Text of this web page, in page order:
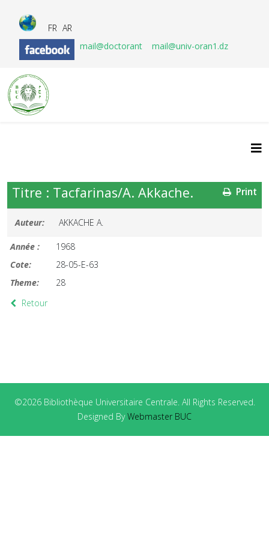
FR AR
mail@doctorant
mail@univ-oran1.dz
Print
Titre : Tacfarinas/A. Akkache.
Auteur: AKKACHE A.
Année :
1968
Cote:
28-05-E-63
Theme:
28
Retour
©2026 Bibliothèque Universitaire Centrale. All Rights Reserved.
Designed ByWebmaster BUC